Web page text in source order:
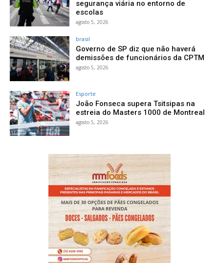
segurança viária no entorno de
escolas
agosto 5, 2026
brasil
Governo de SP diz que não haverá
demissões de funcionários da CPTM
agosto 5, 2026
Esporte
João Fonseca supera Tsitsipas na
estreia do Masters 1000 de Montreal
agosto 5, 2026